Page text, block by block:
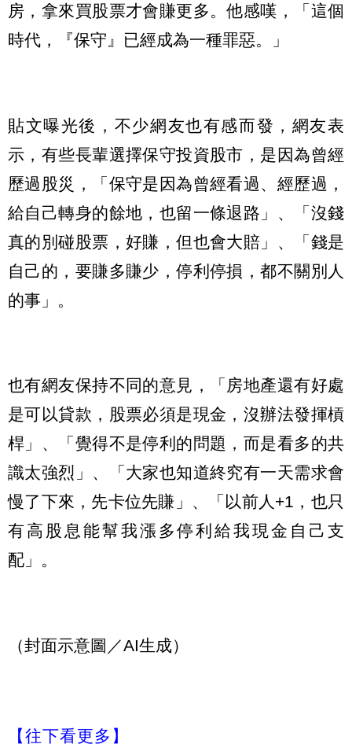
房，拿來買股票才會賺更多。他感嘆，「這個
時代，『保守』已經成為一種罪惡。」
貼文曝光後，不少網友也有感而發，網友表
示，有些長輩選擇保守投資股市，是因為曾經
歷過股災，「保守是因為曾經看過、經歷過，
給自己轉身的餘地，也留一條退路」、「沒錢
真的別碰股票，好賺，但也會大賠」、「錢是
自己的，要賺多賺少，停利停損，都不關別人
的事」。
也有網友保持不同的意見，「房地產還有好處
是可以貸款，股票必須是現金，沒辦法發揮槓
桿」、「覺得不是停利的問題，而是看多的共
識太強烈」、「大家也知道終究有一天需求會
慢了下來，先卡位先賺」、「以前人+1，也只
有高股息能幫我漲多停利給我現金自己支
配」。
（封面示意圖／AI生成）
【往下看更多】